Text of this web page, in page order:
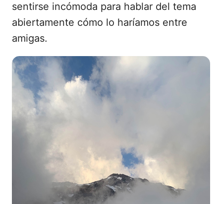
sentirse incómoda para hablar del tema
abiertamente cómo lo haríamos entre
amigas.